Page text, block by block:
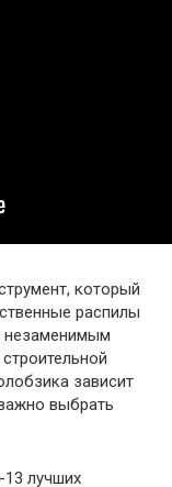
который
распилы
незаменимым
зависит
выбрать
лучших